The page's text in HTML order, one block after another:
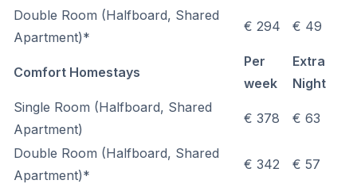
Double Room (Halfboard, Shared
Apartment)*
€ 294 € 49
Comfort Homestays
Per
week
Extra
Night
Single Room (Halfboard, Shared
Apartment)
€ 378 € 63
Double Room (Halfboard, Shared
Apartment)*
€ 342 € 57